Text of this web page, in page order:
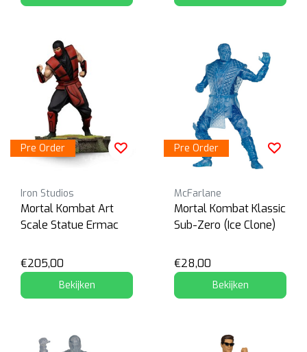
Pre Order
Iron Studios
Mortal Kombat Art
Scale Statue Ermac
€205,00
Bekijken
Pre Order
McFarlane
Mortal Kombat Klassic
Sub-Zero (Ice Clone)
€28,00
Bekijken